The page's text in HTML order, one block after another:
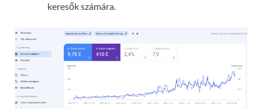
keresők számára.